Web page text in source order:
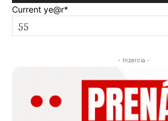
Current ye@r*
- Inzercia -